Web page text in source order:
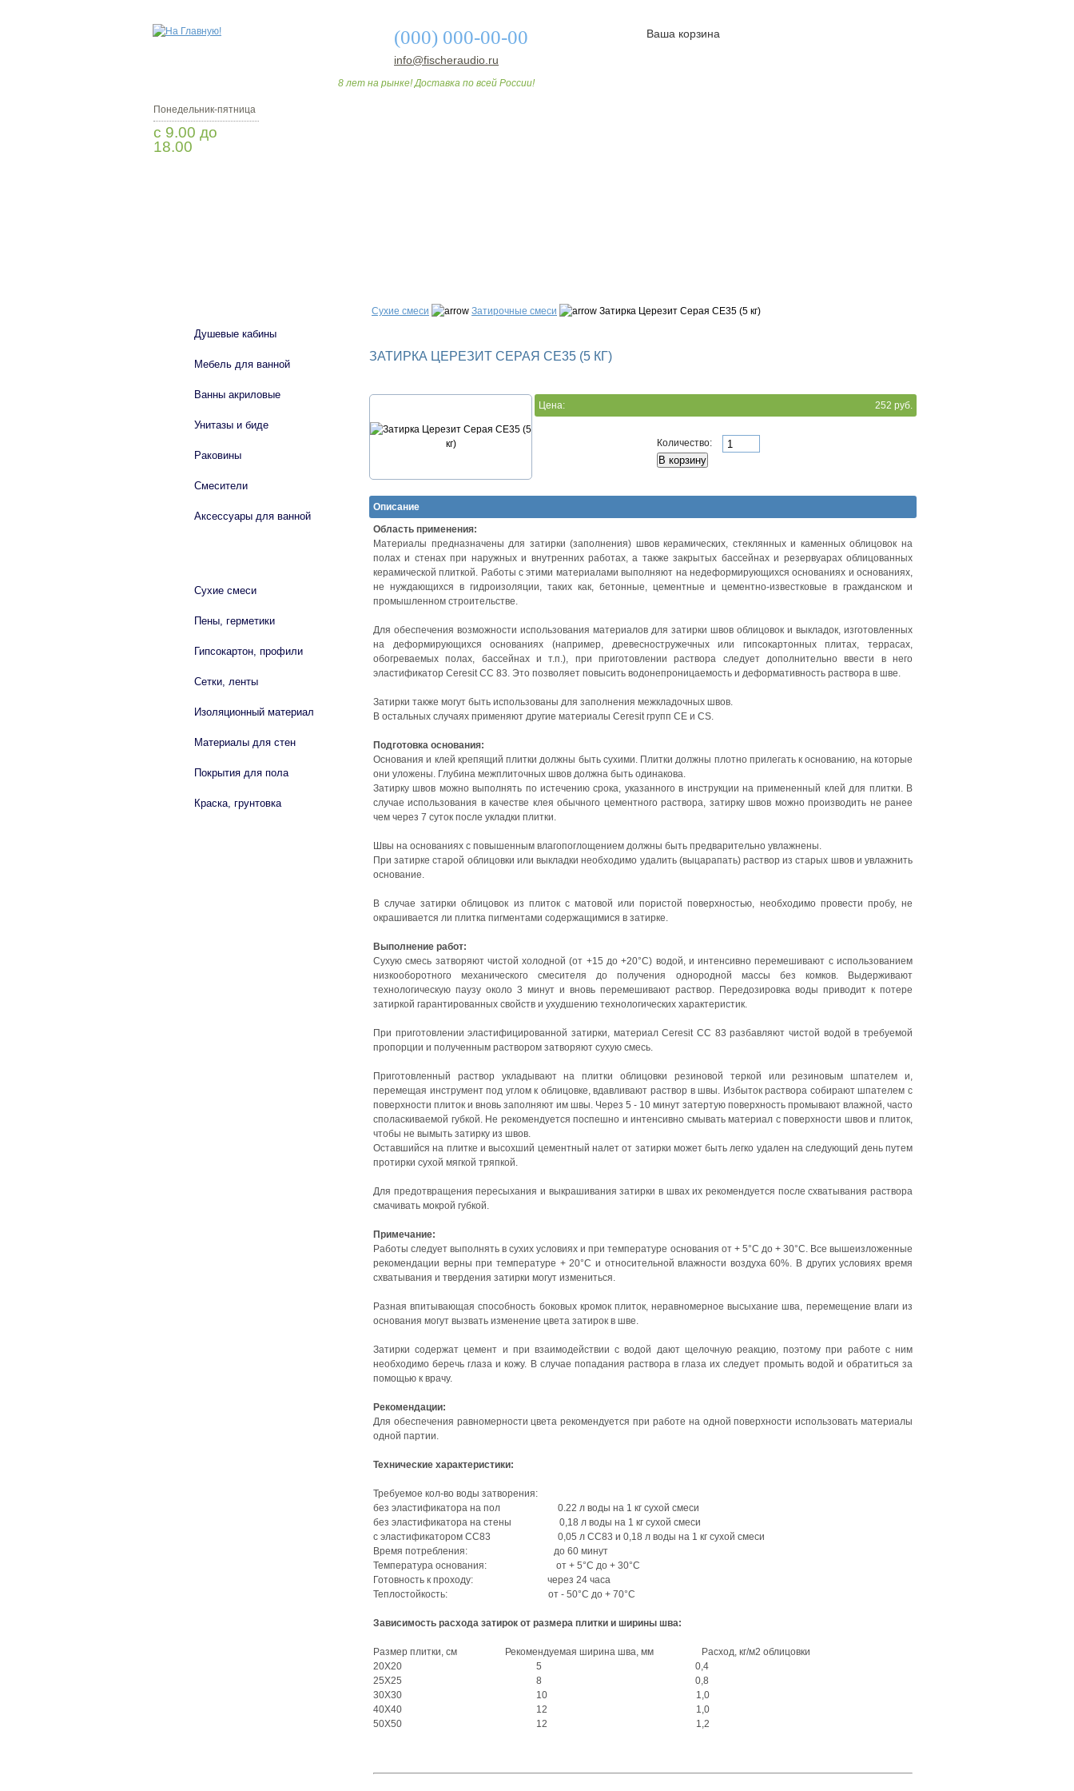
(000) 000-00-00
info@fischeraudio.ru
8 лет на рынке! Доставка по всей России!
Ваша корзина
Понедельник-пятница
с 9.00 до
18.00
Сухие смеси Затирочные смеси Затирка Церезит Серая СЕ35 (5 кг)
ЗАТИРКА ЦЕРЕЗИТ СЕРАЯ СЕ35 (5 КГ)
Цена: 252 руб.
Количество:
Описание
Область применения:
Материалы предназначены для затирки (заполнения) швов керамических, стеклянных и каменных облицовок на
полах и стенах при наружных и внутренних работах, а также закрытых бассейнах и резервуарах облицованных
керамической плиткой. Работы с этими материалами выполняют на недеформирующихся основаниях и основаниях,
не нуждающихся в гидроизоляции, таких как, бетонные, цементные и цементно-известковые в гражданском и
промышленном строительстве.
Для обеспечения возможности использования материалов для затирки швов облицовок и выкладок, изготовленных
на деформирующихся основаниях (например, древесностружечных или гипсокартонных плитах, террасах,
обогреваемых полах, бассейнах и т.п.), при приготовлении раствора следует дополнительно ввести в него
эластификатор Ceresit СС 83. Это позволяет повысить водонепроницаемость и деформативность раствора в шве.
Затирки также могут быть использованы для заполнения межкладочных швов.
В остальных случаях применяют другие материалы Ceresit групп СЕ и СS.
Подготовка основания:
Основания и клей крепящий плитки должны быть сухими. Плитки должны плотно прилегать к основанию, на которые
они уложены. Глубина межплиточных швов должна быть одинакова.
Затирку швов можно выполнять по истечению срока, указанного в инструкции на примененный клей для плитки. В
случае использования в качестве клея обычного цементного раствора, затирку швов можно производить не ранее
чем через 7 суток после укладки плитки.
Швы на основаниях с повышенным влагопоглощением должны быть предварительно увлажнены.
При затирке старой облицовки или выкладки необходимо удалить (выцарапать) раствор из старых швов и увлажнить
основание.
В случае затирки облицовок из плиток с матовой или пористой поверхностью, необходимо провести пробу, не
окрашивается ли плитка пигментами содержащимися в затирке.
Выполнение работ:
Сухую смесь затворяют чистой холодной (от +15 до +20°С) водой, и интенсивно перемешивают с использованием
низкооборотного механического смесителя до получения однородной массы без комков. Выдерживают
технологическую паузу около 3 минут и вновь перемешивают раствор. Передозировка воды приводит к потере
затиркой гарантированных свойств и ухудшению технологических характеристик.
При приготовлении эластифицированной затирки, материал Cerеsit СС 83 разбавляют чистой водой в требуемой
пропорции и полученным раствором затворяют сухую смесь.
Приготовленный раствор укладывают на плитки облицовки резиновой теркой или резиновым шпателем и,
перемещая инструмент под углом к облицовке, вдавливают раствор в швы. Избыток раствора собирают шпателем с
поверхности плиток и вновь заполняют им швы. Через 5 - 10 минут затертую поверхность промывают влажной, часто
споласкиваемой губкой. Не рекомендуется поспешно и интенсивно смывать материал с поверхности швов и плиток,
чтобы не вымыть затирку из швов.
Оставшийся на плитке и высохший цементный налет от затирки может быть легко удален на следующий день путем
протирки сухой мягкой тряпкой.
Для предотвращения пересыхания и выкрашивания затирки в швах их рекомендуется после схватывания раствора
смачивать мокрой губкой.
Примечание:
Работы следует выполнять в сухих условиях и при температуре основания от + 5°C до + 30°C. Все вышеизложенные
рекомендации верны при температуре + 20°C и относительной влажности воздуха 60%. В других условиях время
схватывания и твердения затирки могут измениться.
Разная впитывающая способность боковых кромок плиток, неравномерное высыхание шва, перемещение влаги из
основания могут вызвать изменение цвета затирок в шве.
Затирки содержат цемент и при взаимодействии с водой дают щелочную реакцию, поэтому при работе с ним
необходимо беречь глаза и кожу. В случае попадания раствора в глаза их следует промыть водой и обратиться за
помощью к врачу.
Рекомендации:
Для обеспечения равномерности цвета рекомендуется при работе на одной поверхности использовать материалы
одной партии.
Технические характеристики:
Требуемое кол-во воды затворения:
без эластификатора на пол 0.22 л воды на 1 кг сухой смеси
без эластификатора на стены 0,18 л воды на 1 кг сухой смеси
с эластификатором СС83 0,05 л СС83 и 0,18 л воды на 1 кг сухой смеси
Время потребления: до 60 минут
Температура основания: от + 5°C до + 30°C
Готовность к проходу: через 24 часа
Теплостойкость: от - 50°C до + 70°C
Зависимость расхода затирок от размера плитки и ширины шва:
Размер плитки, см Рекомендуемая ширина шва, мм Расход, кг/м2 облицовки
20Х20 5 0,4
25Х25 8 0,8
30Х30 10 1,0
40Х40 12 1,0
50Х50 12 1,2
Душевые кабины
Мебель для ванной
Ванны акриловые
Унитазы и биде
Раковины
Смесители
Аксессуары для ванной
Сухие смеси
Пены, герметики
Гипсокартон, профили
Сетки, ленты
Изоляционный материал
Материалы для стен
Покрытия для пола
Краска, грунтовка